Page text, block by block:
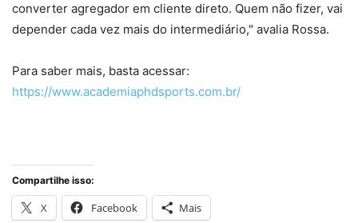
converter agregador em cliente direto. Quem não fizer, vai
depender cada vez mais do intermediário," avalia Rossa.
Para saber mais, basta acessar:
https://www.academiaphdsports.com.br/
Compartilhe isso:
X Facebook Mais